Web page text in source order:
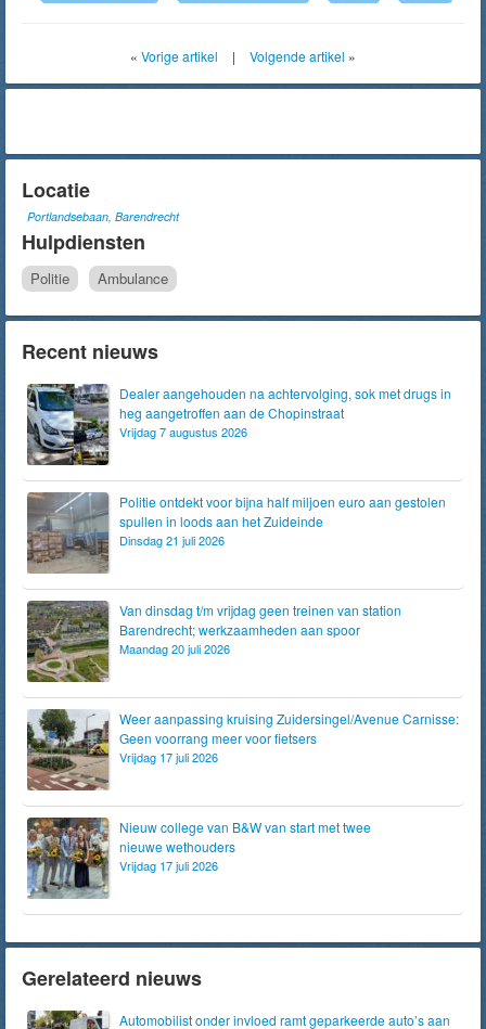
« Vorige artikel | Volgende artikel »
Locatie
Portlandsebaan, Barendrecht
Hulpdiensten
Politie Ambulance
Recent nieuws
Dealer aangehouden na achtervolging, sok met drugs in
heg aangetroffen aan de Chopinstraat
Vrijdag 7 augustus 2026
Politie ontdekt voor bijna half miljoen euro aan gestolen
spullen in loods aan het Zuideinde
Dinsdag 21 juli 2026
Van dinsdag t/m vrijdag geen treinen van station
Barendrecht; werkzaamheden aan spoor
Maandag 20 juli 2026
Weer aanpassing kruising Zuidersingel/Avenue Carnisse:
Geen voorrang meer voor fietsers
Vrijdag 17 juli 2026
Nieuw college van B&W van start met twee
nieuwe wethouders
Vrijdag 17 juli 2026
Gerelateerd nieuws
Automobilist onder invloed ramt geparkeerde auto’s aan